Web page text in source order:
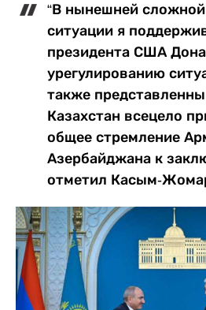
“В нынешней сложной
ситуации я
президента США
урегулированию
также
Казахстан всецело
общее стремление
Азербайджана к
отметил Касым-